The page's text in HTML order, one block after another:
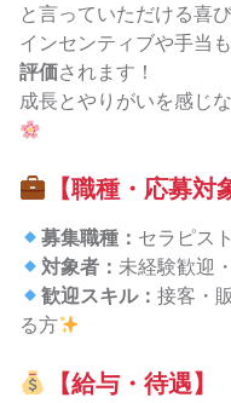
と言っていただける喜び
インセンティブや手当
評価されます！
成長とやりがいを感じ
【職種・応募対
募集職種： セラピス
対象者：未経験歓迎
歓迎スキル：接客・
る方
【給与・待遇】